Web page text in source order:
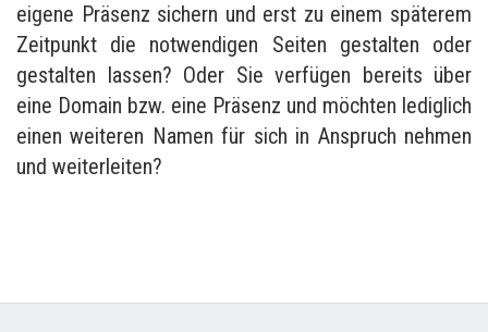
eigene Präsenz sichern und erst zu einem späterem
Zeitpunkt die notwendigen Seiten gestalten oder
gestalten lassen? Oder Sie verfügen bereits über
eine Domain bzw. eine Präsenz und möchten lediglich
einen weiteren Namen für sich in Anspruch nehmen
und weiterleiten?